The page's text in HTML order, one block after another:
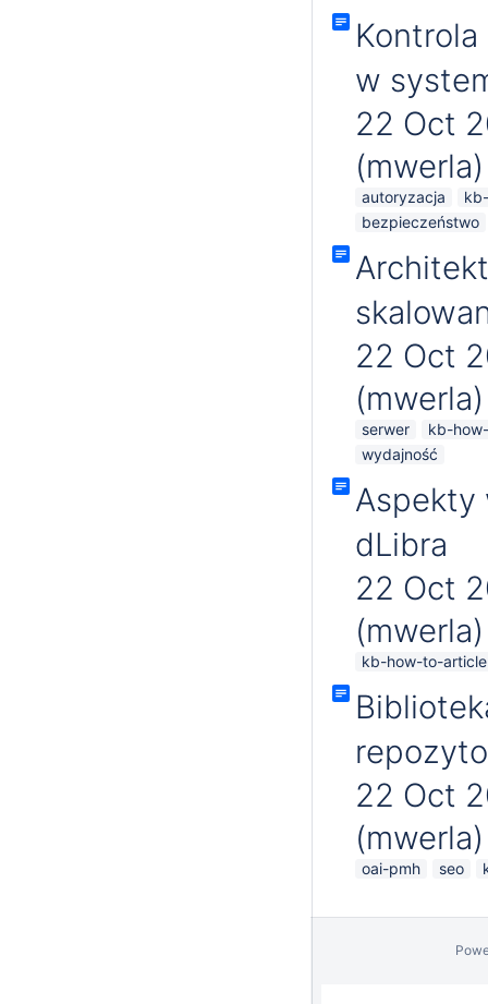
w
22 Oct
(mwerla)
autoryzacja
bezpieczeństwo
22 Oct
(mwerla)
serwer
kb-
wydajność
Aspekty
dLibra
22 Oct
(mwerla)
kb-how-to-article
22 Oct
(mwerla)
oai-pmh seo